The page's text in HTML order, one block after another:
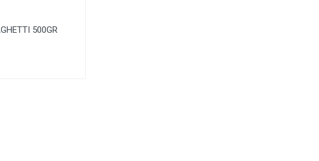
500GR